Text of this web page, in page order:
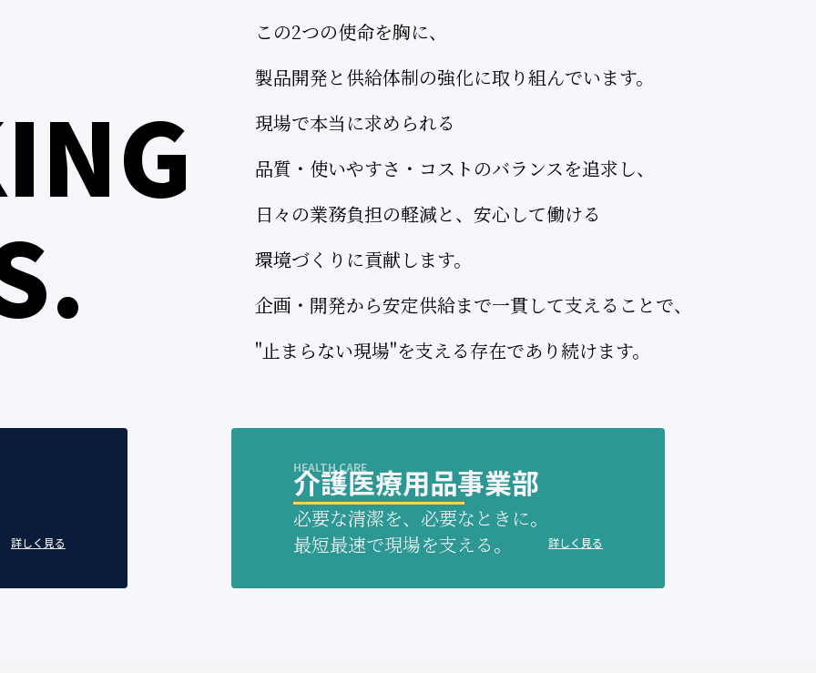
この2つの使命を胸に、
製品開発と供給体制の強化に取り組んでいます。
現場で本当に求められる
品質・使いやすさ・コストのバランスを追求し、
日々の業務負担の軽減と、安心して働ける
環境づくりに貢献します。
企画・開発から安定供給まで一貫して支えることで、
"止まらない現場"を支える存在であり続けます。
詳しく見る
HEALTH CARE
介護医療用品事業部
必要な清潔を、必要なときに。
最短最速で現場を支える。
詳しく見る